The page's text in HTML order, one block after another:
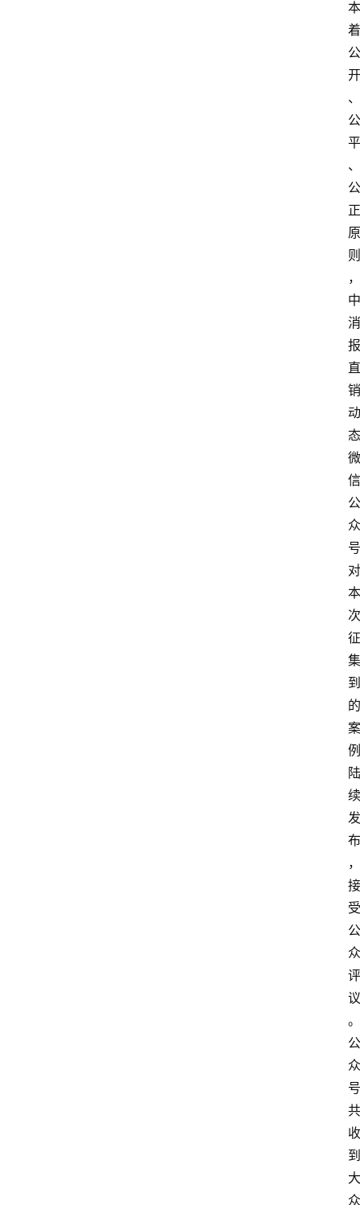
本
着
公
开
、
公
平
、
公
正
原
则
，
中
消
报
直
销
动
态
微
信
公
众
号
对
本
次
征
集
到
的
案
例
陆
续
发
布
，
接
受
公
众
评
议
。
公
众
号
共
收
到
大
众